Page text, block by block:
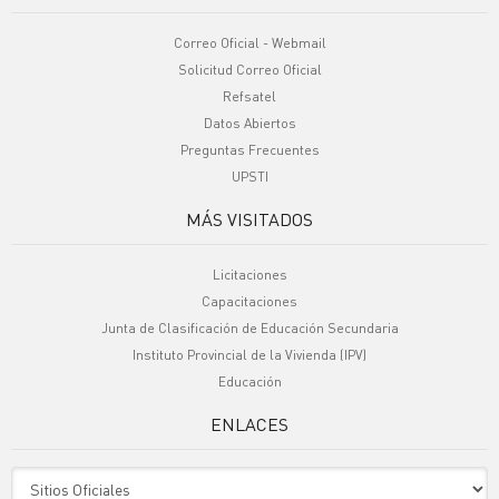
Correo Oficial - Webmail
Solicitud Correo Oficial
Refsatel
Datos Abiertos
Preguntas Frecuentes
UPSTI
MÁS VISITADOS
Licitaciones
Capacitaciones
Junta de Clasificación de Educación Secundaria
Instituto Provincial de la Vivienda (IPV)
Educación
ENLACES